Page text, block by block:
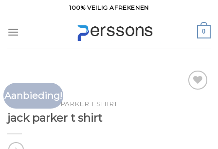
inhoud
100% VEILIG AFREKENEN
0
Aanbieding!
HOME JACK PARKER T SHIRT
jack parker t shirt